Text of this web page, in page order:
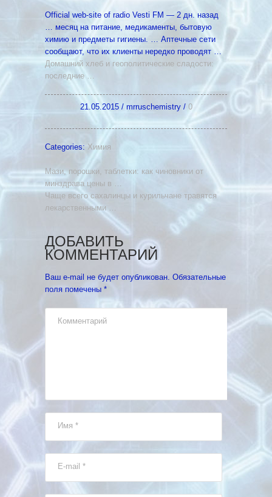
Official web-site of radio Vesti FM‎ — 2 дн. назад
… месяц на питание, медикаменты, бытовую
химию и предметы гигиены. … Аптечные сети
сообщают, что их клиенты нередко проводят …
Домашний хлеб и геополитические сладости:
последние …
21.05.2015/ mrruschemistry/ 0
Categories: Химия
Мази, порошки, таблетки: как чиновники от
минздрава цены в …
Чаще всего сахалинцы и курильчане травятся
лекарственными …
ДОБАВИТЬ
КОММЕНТАРИЙ
Ваш e-mail не будет опубликован. Обязательные
поля помечены *
Комментарий
Имя *
E-mail *